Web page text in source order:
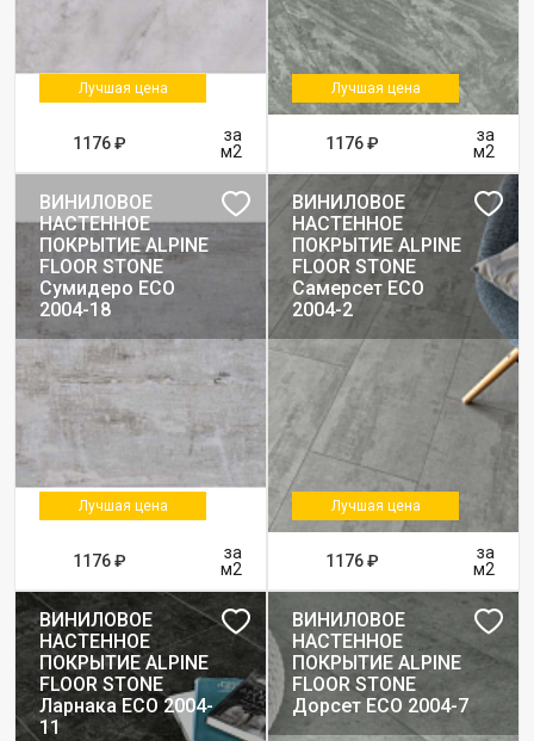
Лучшая цена
1176 ₽
за
м2
Лучшая цена
1176 ₽
за
м2
ВИНИЛОВОЕ
НАСТЕННОЕ
ПОКРЫТИЕ ALPINE
FLOOR STONE
Сумидеро ЕСО
2004-18
Лучшая цена
1176 ₽
за
м2
ВИНИЛОВОЕ
НАСТЕННОЕ
ПОКРЫТИЕ ALPINE
FLOOR STONE
Самерсет ЕСО
2004-2
Лучшая цена
1176 ₽
за
м2
ВИНИЛОВОЕ
НАСТЕННОЕ
ПОКРЫТИЕ ALPINE
FLOOR STONE
Ларнака ЕСО 2004-
11
ВИНИЛОВОЕ
НАСТЕННОЕ
ПОКРЫТИЕ ALPINE
FLOOR STONE
Дорсет ЕСО 2004-7